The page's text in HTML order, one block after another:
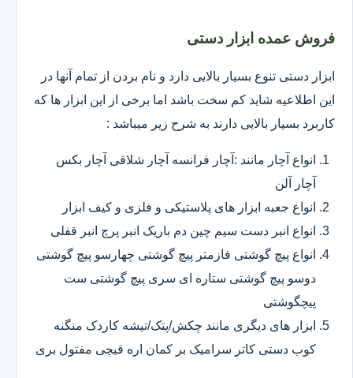
فروش عمده ابزار دستی
ابزار دستی تنوع بسیار بالایی دارد و نام بردن از تمام آنها در
این اطلاعیه شاید کم سخت باشد اما برخی از این ابزار ها که
کاربرد بسیار بالایی دارند به شرح زیر میباشد :
انواع آچار مانند :آچار فرانسه آچار شلاقی آچار بکس
آچار آلن
انواع جعبه ابزار های پلاستیکی و فلزی و کیف ابزار
انواع انبر دست سیم چین دم باریک انبر پرچ انبر قفلی
انواع پیچ گوشتی فازمتر پیچ گوشتی چهارسو پیچ گوشتی
دوسو پیچ گوشتی ستاره ای سری پیچ گوشتی ست
پیچگوشتی
ابزار های دیگری مانند چکش/پتک/تیشه کاردک منگنه
کوب دستی کاتر سرامیک بر کمان اره قیچی مفتول بری